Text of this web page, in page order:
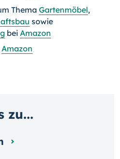
Thema Gartenmöbel,
sowie
bei Amazon
Amazon
zu...